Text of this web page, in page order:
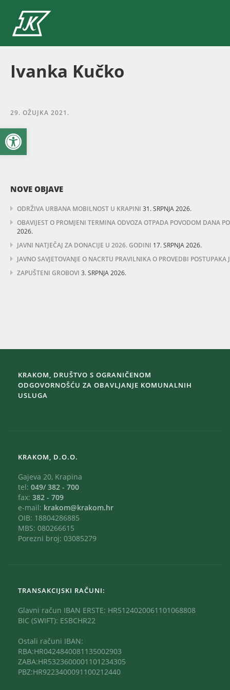
Open toolbar
Ivanka Kučko
29. OŽUJKA 2021.
NOVE OBJAVE
ODRŽIVA URBANA MOBILNOST U KRAPINI 31. SRPNJA 2026.
OBAVIJEST O PROMJENI TERMINA ODVOZA OTPADA POVODOM DANA
2026.
JAVNI NATJEČAJ ZA DONACIJE U 2026. GODINI 17. SRPNJA 2026.
JAVNO SAVJETOVANJE O NACRTU PRAVILNIKA O PROVEDBI POSTUPAKA
ZAPUŠTENI GROBOVI 3. SRPNJA 2026.
KRAKOM, DRUŠTVO S OGRANIČENOM
ODGOVORNOŠĆU ZA OBAVLJANJE KOMUNALNIH
USLUGA
KRAKOM, D.O.O.
Gajeva 20, Krapina
tel: 049/ 382 - 700
fax: 382 - 709
e-mail: krakom@krakom.hr
OIB: 18804286885
MBS: 080266615
Porezni broj: 03085279
TRANSAKCIJSKI RAČUNI:
Glavni račun IBAN ERSTE: HR5124020061101068808
BIC (SWIFT): ESBCHR22
Ostali računi IBAN:
RBA:HR0424840081135002903
ZABA:HR5323600001101234305
PBZ:HR9223400091100212440